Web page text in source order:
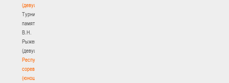
(девушки)
Турнир
памяти
В.Н.
Рыженкова
(девушки)
Республиканские
соревнования
(юноши)